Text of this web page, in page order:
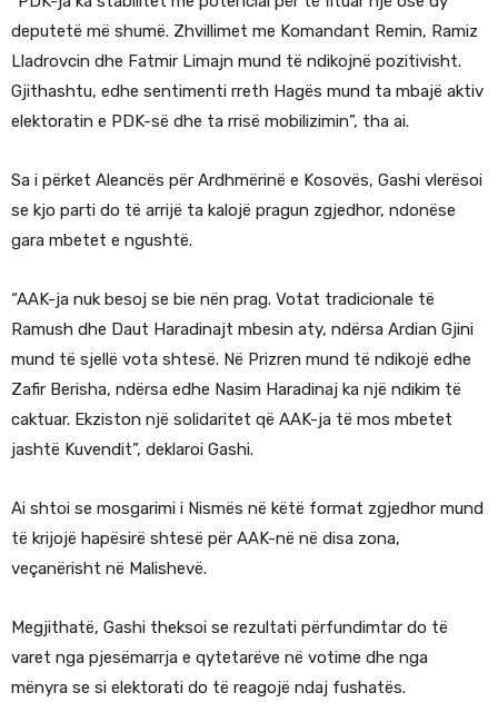
deputetë më shumë. Zhvillimet me Komandant Remin, Ramiz
Lladrovcin dhe Fatmir Limajn mund të ndikojnë pozitivisht.
Gjithashtu, edhe sentimenti rreth Hagës mund ta mbajë aktiv
elektoratin e PDK-së dhe ta rrisë mobilizimin”, tha ai.
Sa i përket Aleancës për Ardhmërinë e Kosovës, Gashi vlerësoi
se kjo parti do të arrijë ta kalojë pragun zgjedhor, ndonëse
gara mbetet e ngushtë.
“AAK-ja nuk besoj se bie nën prag. Votat tradicionale të
Ramush dhe Daut Haradinajt mbesin aty, ndërsa Ardian Gjini
mund të sjellë vota shtesë. Në Prizren mund të ndikojë edhe
Zafir Berisha, ndërsa edhe Nasim Haradinaj ka një ndikim të
caktuar. Ekziston një solidaritet që AAK-ja të mos mbetet
jashtë Kuvendit”, deklaroi Gashi.
Ai shtoi se mosgarimi i Nismës në këtë format zgjedhor mund
të krijojë hapësirë shtesë për AAK-në në disa zona,
veçanërisht në Malishevë.
Megjithatë, Gashi theksoi se rezultati përfundimtar do të
varet nga pjesëmarrja e qytetarëve në votime dhe nga
mënyra se si elektorati do të reagojë ndaj fushatës.